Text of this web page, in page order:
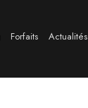
Forfaits Actualités